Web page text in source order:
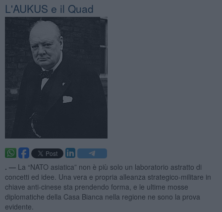
L'AUKUS e il Quad
. — La “NATO asiatica” non è più solo un laboratorio astratto di
concetti ed idee. Una vera e propria alleanza strategico-militare in
chiave anti-cinese sta prendendo forma, e le ultime mosse
diplomatiche della Casa Bianca nella regione ne sono la prova
evidente.